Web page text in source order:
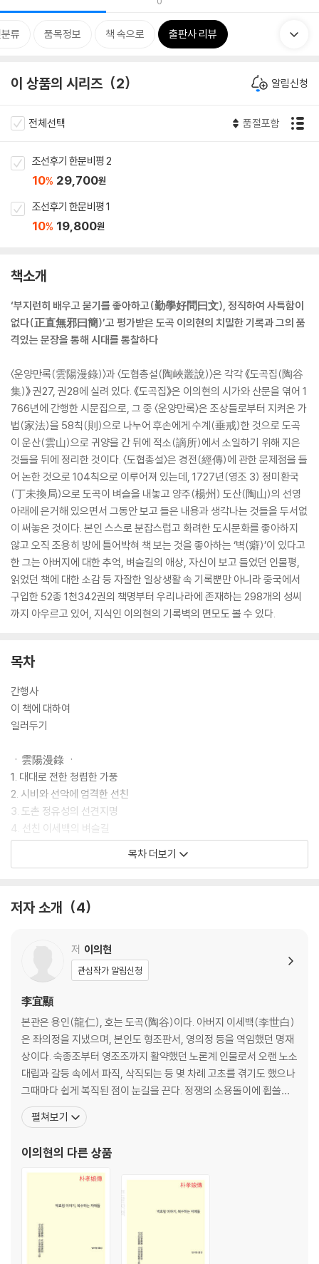
류 품목정보 책 속으로 출판사 리뷰
이 상품의 시리즈 2 알림신청
전체선택 품절포함
조선후기 한문비평 2
10% 29,700원
조선후기 한문비평 1
10% 19,800원
책소개
‘부지런히 배우고 묻기를 좋아하고(勤學好問曰文), 정직하여 사특함이
없다(正直無邪曰簡)’고 평가받은 도곡 이의현의 치밀한 기록과 그의 품
격있는 문장을 통해 시대를 통찰하다
〈운양만록(雲陽漫錄)〉과 〈도협총설(陶峽叢說)〉은 각각 《도곡집(陶谷
集)》 권27, 권28에 실려 있다. 《도곡집》은 이의현의 시가와 산문을 엮어 1
766년에 간행한 시문집으로, 그 중 〈운양만록〉은 조상들로부터 지켜온 가
법(家法)을 58칙(則)으로 나누어 후손에게 수계(垂戒)한 것으로 도곡
이 운산(雲山)으로 귀양을 간 뒤에 적소(謫所)에서 소일하기 위해 지은
것들을 뒤에 정리한 것이다. 〈도협총설〉은 경전(經傳)에 관한 문제점을 들
어 논한 것으로 104칙으로 이루어져 있는데, 1727년(영조 3) 정미환국
(丁未換局)으로 도곡이 벼슬을 내놓고 양주(楊州) 도산(陶山)의 선영
아래에 은거해 있으면서 그동안 보고 들은 내용과 생각나는 것들을 두서없
이 써놓은 것이다. 본인 스스로 분잡스럽고 화려한 도시문화를 좋아하지
않고 오직 조용히 방에 틀어박혀 책 보는 것을 좋아하는 ‘벽(癖)’이 있다고
한 그는 아버지에 대한 추억, 벼슬길의 애상, 자신이 보고 들었던 인물평,
읽었던 책에 대한 소감 등 자잘한 일상생활 속 기록뿐만 아니라 중국에서
구입한 52종 1천342권의 책명부터 우리나라에 존재하는 298개의 성씨
까지 아우르고 있어, 지식인 이의현의 기록벽의 면모도 볼 수 있다.
목차
간행사
이 책에 대하여
일러두기
ㆍ雲陽漫錄 ㆍ
1. 대대로 전한 청렴한 가풍
2. 시비와 선악에 엄격한 선친
3. 도촌 정유성의 선견지명
4. 선친 이세백의 벼슬길
5. 이산 윤씨尼山尹氏와의 세의世誼
9. 벼슬은 우연히 머물다 떠날 뿐인 것
11. 사군자士君子의 출처出處와 사수辭受
12. 선물을 받거나 물리치는 도리
13. 사람 마음의 험하고 야박함
14. 뜻과 취향을 살펴서 사귐
15. 동고 이준경의 회계回啓
16. 서애 유성룡의 《징비록懲毖錄》
17. 종반宗班의 정사 참여
18. 왕애王涯 등의 죽음을 조롱한 백거이白居易의 시
19. 남인을 추종한 서인 정유악鄭維岳
21. 세상에 드문 정탁鄭琢의 명수命數
23. 박엽朴燁의 위세에 맞선 9세의 이준악李峻岳
24. 윤두수尹斗壽와 윤근수尹根壽 형제의 기상
25. 백곡柏谷 김득신金得臣의 지둔하고 우활한 성품
26. 《장자莊子》의 구절을 모른 옥당의 관원
27. 조정 대신이 지은 시詩의 부귀한 기상
28. 호곡壺谷 남용익南龍翼의 시참詩讖
29. 미리 정해지는 사람의 운명
목차 더보기
저자 소개 4
저 이의현
관심작가 알림신청
李宜顯
본관은 용인(龍仁), 호는 도곡(陶谷)이다. 아버지 이세백(李世白)
은 좌의정을 지냈으며, 본인도 형조판서, 영의정 등을 역임했던 명재
상이다. 숙종조부터 영조조까지 활약했던 노론계 인물로서 오랜 노소
대립과 갈등 속에서 파직, 삭직되는 등 몇 차례 고초를 겪기도 했으나
그때마다 쉽게 복직된 점이 눈길을 끈다. 정쟁의 소용돌이에 휩쓸린
때도 있었으나 생애 전반을 놓고 보면 비교적 안정적으로 등용·천거·
임명되는 삶을 살았다고 하겠다. 이에 말년에는 노론의 영수로 추대
의 희생자들, 즉 노론 4대신(김창집·이이명·이건명·조태채
펼쳐보기
이의현의 다른 상품